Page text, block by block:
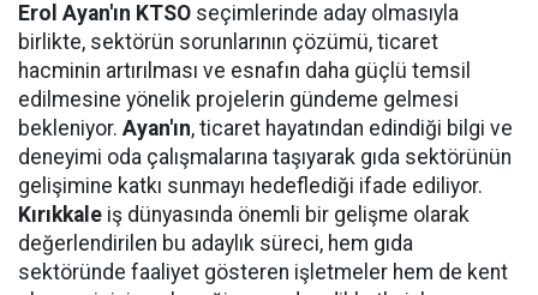
Erol Ayan'ın KTSO seçimlerinde aday olmasıyla
birlikte, sektörün sorunlarının çözümü, ticaret
hacminin artırılması ve esnafın daha güçlü temsil
edilmesine yönelik projelerin gündeme gelmesi
bekleniyor. Ayan'ın, ticaret hayatından edindiği bilgi ve
deneyimi oda çalışmalarına taşıyarak gıda sektörünün
gelişimine katkı sunmayı hedeflediği ifade ediliyor.
Kırıkkale iş dünyasında önemli bir gelişme olarak
değerlendirilen bu adaylık süreci, hem gıda
sektöründe faaliyet gösteren işletmeler hem de kent